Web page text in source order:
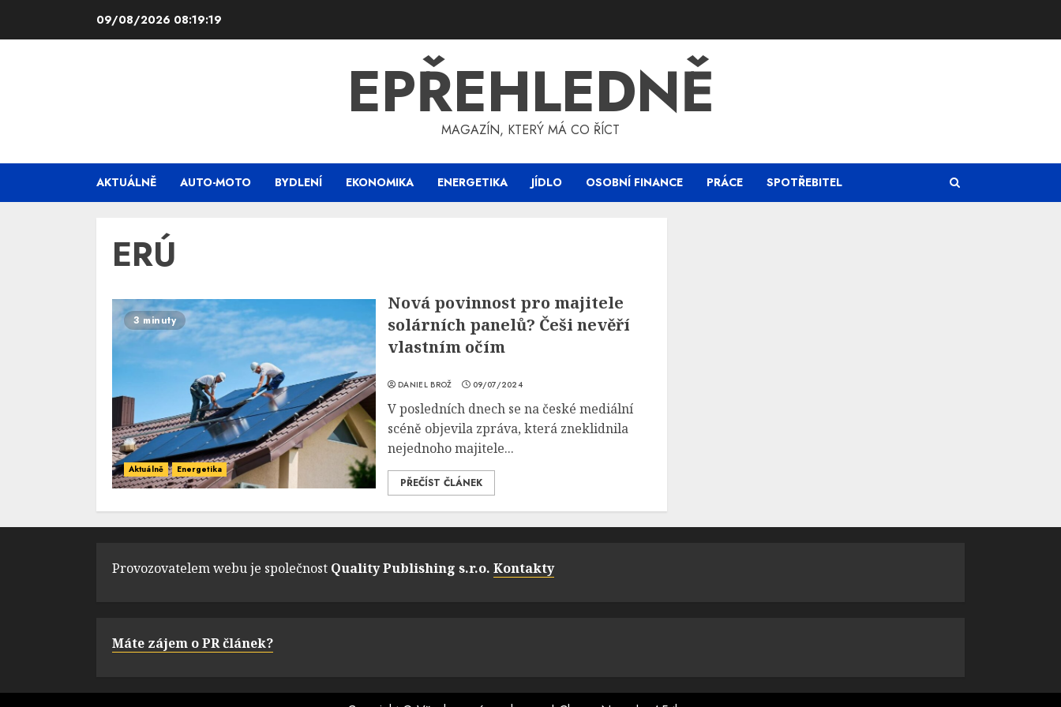
09/08/2026 08:19:19
EPŘEHLEDNĚ
MAGAZÍN, KTERÝ MÁ CO ŘÍCT
AKTUÁLNĚ AUTO-MOTO BYDLENÍ EKONOMIKA ENERGETIKA JÍDLO OSOBNÍ FINANCE PRÁCE SPOTŘEBITEL
ERÚ
3 minuty
Aktuálně Energetika
Nová povinnost pro majitele
solárních panelů? Češi nevěří
vlastním očím
DANIEL BROŽ 09/07/2024
V posledních dnech se na české mediální
scéně objevila zpráva, která zneklidnila
nejednoho majitele...
PŘEČÍST ČLÁNEK
Provozovatelem webu je společnost Quality Publishing s.r.o. Kontakty
Máte zájem o PR článek?